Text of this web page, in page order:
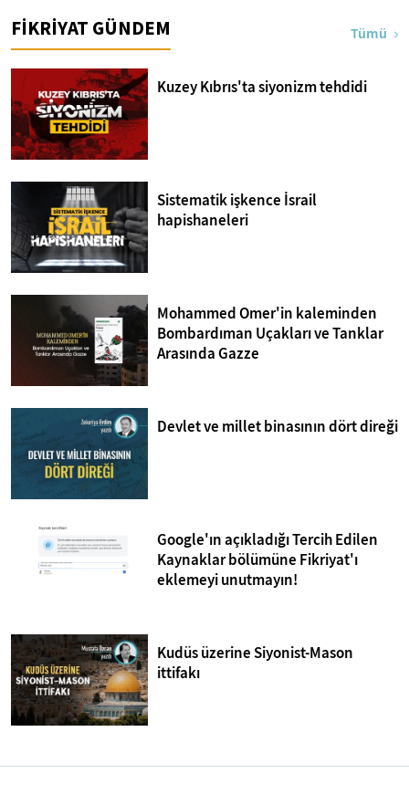
FİKRİYAT GÜNDEM Tümü
Kuzey Kıbrıs'ta siyonizm tehdidi
Sistematik işkence İsrail
hapishaneleri
Mohammed Omer'in kaleminden
Bombardıman Uçakları ve Tanklar
Arasında Gazze
Devlet ve millet binasının dört direği
Google'ın açıkladığı Tercih Edilen
Kaynaklar bölümüne Fikriyat'ı
eklemeyi unutmayın!
Kudüs üzerine Siyonist-Mason
ittifakı